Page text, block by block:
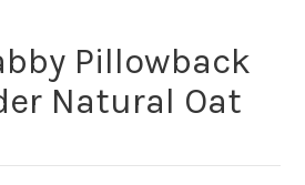
Pillowback
Natural Oat